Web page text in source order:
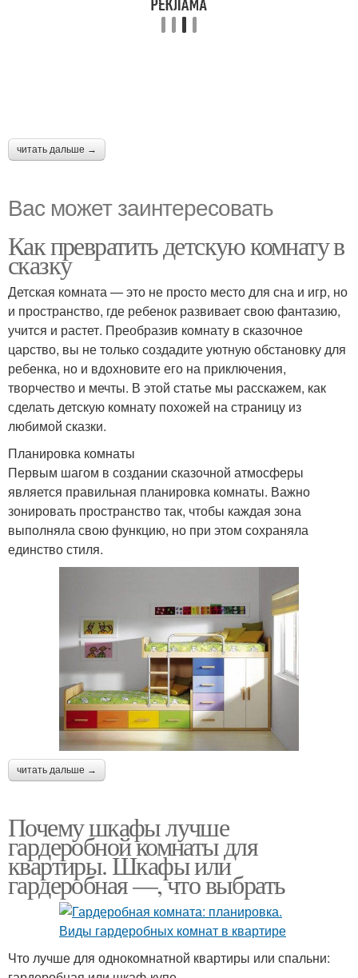
читать дальше →
Вас может заинтересовать
Как превратить детскую комнату в
сказку
Детская комната — это не просто место для сна и игр, но
и пространство, где ребенок развивает свою фантазию,
учится и растет. Преобразив комнату в сказочное
царство, вы не только создадите уютную обстановку для
ребенка, но и вдохновите его на приключения,
творчество и мечты. В этой статье мы расскажем, как
сделать детскую комнату похожей на страницу из
любимой сказки.
Планировка комнаты
Первым шагом в создании сказочной атмосферы
является правильная планировка комнаты. Важно
зонировать пространство так, чтобы каждая зона
выполняла свою функцию, но при этом сохраняла
единство стиля.
читать дальше →
Почему шкафы лучше
гардеробной комнаты для
квартиры. Шкафы или
гардеробная —, что выбрать
Что лучше для однокомнатной квартиры или спальни: